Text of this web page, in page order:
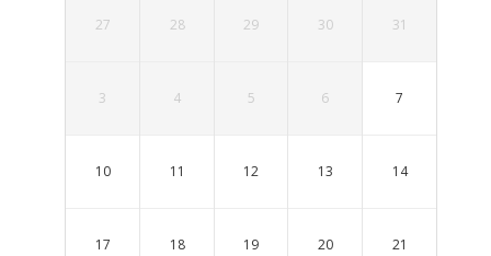
27 28 29 30 31
3 4 5 6 7
10 11 12 13 14
17 18 19 20 21